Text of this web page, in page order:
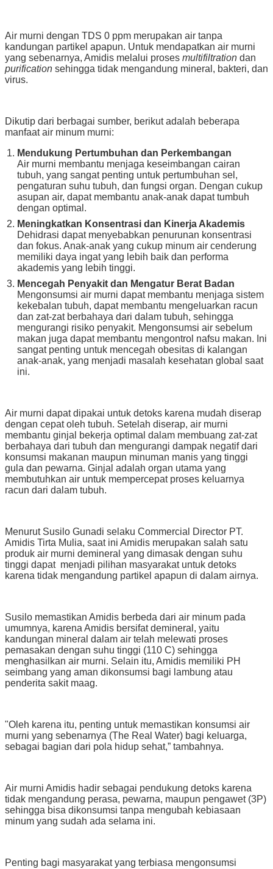
Air murni dengan TDS 0 ppm merupakan air tanpa
kandungan partikel apapun. Untuk mendapatkan air murni
yang sebenarnya, Amidis melalui proses multifiltration dan
purification sehingga tidak mengandung mineral, bakteri, dan
virus.
Dikutip dari berbagai sumber, berikut adalah beberapa
manfaat air minum murni:
Mendukung Pertumbuhan dan Perkembangan
Air murni membantu menjaga keseimbangan cairan
tubuh, yang sangat penting untuk pertumbuhan sel,
pengaturan suhu tubuh, dan fungsi organ. Dengan cukup
asupan air, dapat membantu anak-anak dapat tumbuh
dengan optimal.
Meningkatkan Konsentrasi dan Kinerja Akademis
Dehidrasi dapat menyebabkan penurunan konsentrasi
dan fokus. Anak-anak yang cukup minum air cenderung
memiliki daya ingat yang lebih baik dan performa
akademis yang lebih tinggi.
Mencegah Penyakit dan Mengatur Berat Badan
Mengonsumsi air murni dapat membantu menjaga sistem
kekebalan tubuh, dapat membantu mengeluarkan racun
dan zat-zat berbahaya dari dalam tubuh, sehingga
mengurangi risiko penyakit. Mengonsumsi air sebelum
makan juga dapat membantu mengontrol nafsu makan. Ini
sangat penting untuk mencegah obesitas di kalangan
anak-anak, yang menjadi masalah kesehatan global saat
ini.
Air murni dapat dipakai untuk detoks karena mudah diserap
dengan cepat oleh tubuh. Setelah diserap, air murni
membantu ginjal bekerja optimal dalam membuang zat-zat
berbahaya dari tubuh dan mengurangi dampak negatif dari
konsumsi makanan maupun minuman manis yang tinggi
gula dan pewarna. Ginjal adalah organ utama yang
membutuhkan air untuk mempercepat proses keluarnya
racun dari dalam tubuh.
Menurut Susilo Gunadi selaku Commercial Director PT.
Amidis Tirta Mulia, saat ini Amidis merupakan salah satu
produk air murni demineral yang dimasak dengan suhu
tinggi dapat menjadi pilihan masyarakat untuk detoks
karena tidak mengandung partikel apapun di dalam airnya.
Susilo memastikan Amidis berbeda dari air minum pada
umumnya, karena Amidis bersifat demineral, yaitu
kandungan mineral dalam air telah melewati proses
pemasakan dengan suhu tinggi (110 C) sehingga
menghasilkan air murni. Selain itu, Amidis memiliki PH
seimbang yang aman dikonsumsi bagi lambung atau
penderita sakit maag.
"Oleh karena itu, penting untuk memastikan konsumsi air
murni yang sebenarnya (The Real Water) bagi keluarga,
sebagai bagian dari pola hidup sehat,” tambahnya.
Air murni Amidis hadir sebagai pendukung detoks karena
tidak mengandung perasa, pewarna, maupun pengawet (3P)
sehingga bisa dikonsumsi tanpa mengubah kebiasaan
minum yang sudah ada selama ini.
Penting bagi masyarakat yang terbiasa mengonsumsi